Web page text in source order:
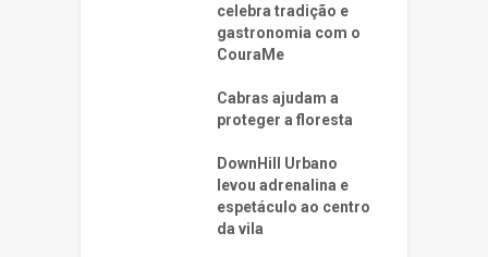
celebra tradição e
gastronomia com o
CouraMe
Cabras ajudam a
proteger a floresta
DownHill Urbano
levou adrenalina e
espetáculo ao centro
da vila